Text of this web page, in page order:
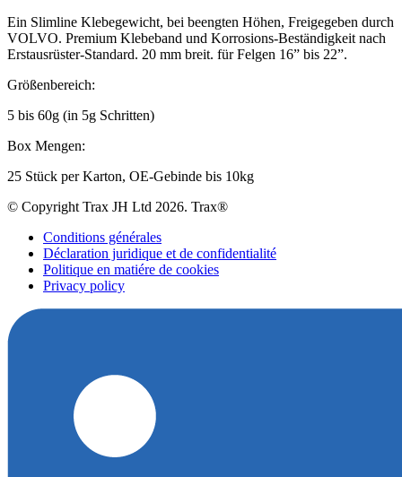
Ein Slimline Klebegewicht, bei beengten Höhen, Freigegeben durch
VOLVO. Premium Klebeband und Korrosions-Beständigkeit nach
Erstausrüster-Standard. 20 mm breit. für Felgen 16” bis 22”.
Größenbereich:
5 bis 60g (in 5g Schritten)
Box Mengen:
25 Stück per Karton, OE-Gebinde bis 10kg
© Copyright Trax JH Ltd 2026. Trax®
Conditions générales
Déclaration juridique et de confidentialité
Politique en matiére de cookies
Privacy policy